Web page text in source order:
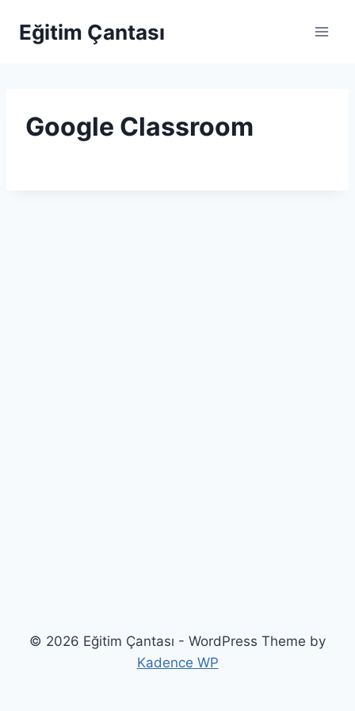
Eğitim Çantası
Google Classroom
© 2026 Eğitim Çantası - WordPress Theme by
Kadence WP